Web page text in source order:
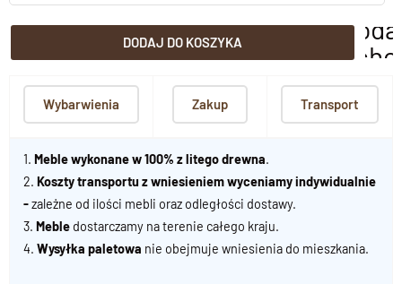
DODAJ DO KOSZYKA
Wybarwienia Zakup Transport
1. Meble wykonane w 100% z litego drewna.
2. Koszty transportu z wniesieniem wyceniamy indywidualnie
-zależne od ilości mebli oraz odległości dostawy.
3. Meble dostarczamy na terenie całego kraju.
4. Wysyłka paletowa nie obejmuje wniesienia do mieszkania.